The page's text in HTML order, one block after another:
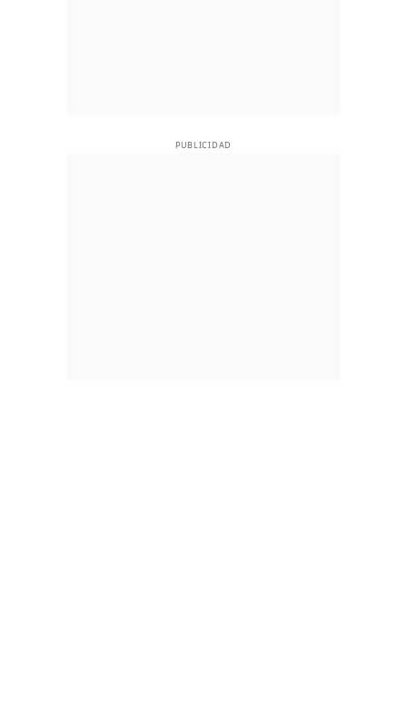
PUBLICIDAD